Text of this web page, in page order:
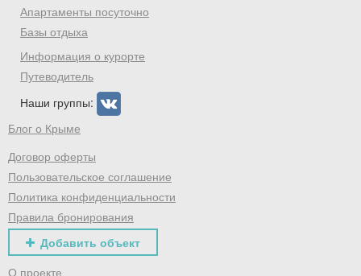
Апартаменты посуточно
Базы отдыха
Информация о курорте
Путеводитель
Наши группы:
Блог о Крыме
Договор оферты
Пользовательское соглашение
Политика конфиденциальности
Правила бронирования
Добавить объект
О проекте
Получить промокод